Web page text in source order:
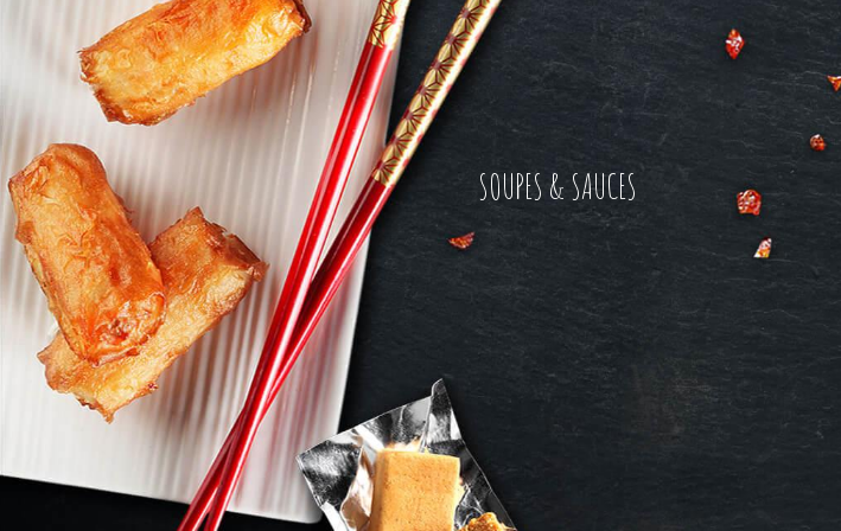
SOUPES & SAUCES